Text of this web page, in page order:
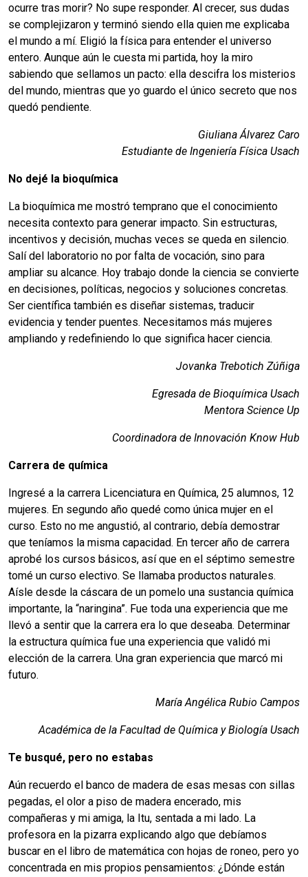
ocurre tras morir? No supe responder. Al crecer, sus dudas
se complejizaron y terminó siendo ella quien me explicaba
el mundo a mí. Eligió la física para entender el universo
entero. Aunque aún le cuesta mi partida, hoy la miro
sabiendo que sellamos un pacto: ella descifra los misterios
del mundo, mientras que yo guardo el único secreto que nos
quedó pendiente.
Giuliana Álvarez Caro
Estudiante de Ingeniería Física Usach
No dejé la bioquímica
La bioquímica me mostró temprano que el conocimiento
necesita contexto para generar impacto. Sin estructuras,
incentivos y decisión, muchas veces se queda en silencio.
Salí del laboratorio no por falta de vocación, sino para
ampliar su alcance. Hoy trabajo donde la ciencia se convierte
en decisiones, políticas, negocios y soluciones concretas.
Ser científica también es diseñar sistemas, traducir
evidencia y tender puentes. Necesitamos más mujeres
ampliando y redefiniendo lo que significa hacer ciencia.
Jovanka Trebotich Zúñiga
Egresada de Bioquímica Usach
Mentora Science Up
Coordinadora de Innovación Know Hub
Carrera de química
Ingresé a la carrera Licenciatura en Química, 25 alumnos, 12
mujeres. En segundo año quedé como única mujer en el
curso. Esto no me angustió, al contrario, debía demostrar
que teníamos la misma capacidad. En tercer año de carrera
aprobé los cursos básicos, así que en el séptimo semestre
tomé un curso electivo. Se llamaba productos naturales.
Aísle desde la cáscara de un pomelo una sustancia química
importante, la “naringina”. Fue toda una experiencia que me
llevó a sentir que la carrera era lo que deseaba. Determinar
la estructura química fue una experiencia que validó mi
elección de la carrera. Una gran experiencia que marcó mi
futuro.
María Angélica Rubio Campos
Académica de la Facultad de Química y Biología Usach
Te busqué, pero no estabas
Aún recuerdo el banco de madera de esas mesas con sillas
pegadas, el olor a piso de madera encerado, mis
compañeras y mi amiga, la Itu, sentada a mi lado. La
profesora en la pizarra explicando algo que debíamos
buscar en el libro de matemática con hojas de roneo, pero yo
concentrada en mis propios pensamientos: ¿Dónde están